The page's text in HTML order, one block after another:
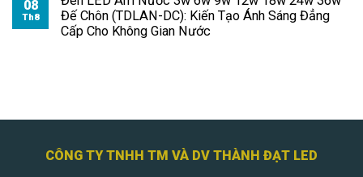
Học
Module
100W
Cho
08
Th8
Đế Chôn (TDLAN-DC): Kiến Tạo Ánh Sáng Đẳng
Cấp Cho Không Gian Nước
CÔNG TY TNHH TM VÀ DV THÀNH ĐẠT LED